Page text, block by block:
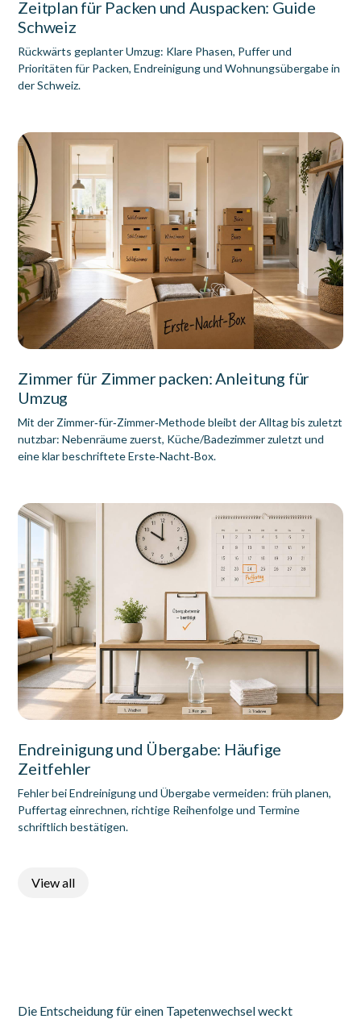
Zeitplan für Packen und Auspacken: Guide
Schweiz
Rückwärts geplanter Umzug: Klare Phasen, Puffer und
Prioritäten für Packen, Endreinigung und Wohnungsübergabe in
der Schweiz.
Zimmer für Zimmer packen: Anleitung für
Umzug
Mit der Zimmer‑für‑Zimmer‑Methode bleibt der Alltag bis zuletzt
nutzbar: Nebenräume zuerst, Küche/Badezimmer zuletzt und
eine klar beschriftete Erste‑Nacht‑Box.
Endreinigung und Übergabe: Häufige
Zeitfehler
Fehler bei Endreinigung und Übergabe vermeiden: früh planen,
Puffertag einrechnen, richtige Reihenfolge und Termine
schriftlich bestätigen.
View all
Die Entscheidung für einen Tapetenwechsel weckt